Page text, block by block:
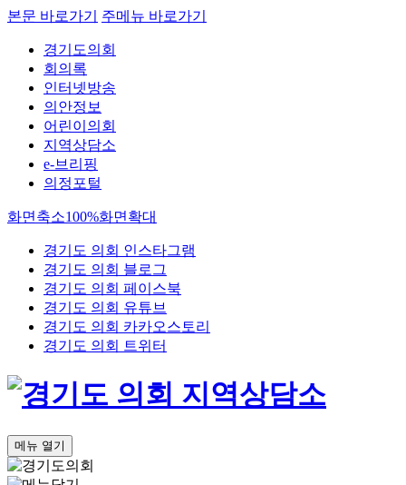
본문 바로가기 주메뉴 바로가기
경기도의회
회의록
인터넷방송
의안정보
어린이의회
지역상담소
e-브리핑
의정포털
화면축소100%화면확대
경기도 의회 인스타그램
경기도 의회 블로그
경기도 의회 페이스북
경기도 의회 유튜브
경기도 의회 카카오스토리
경기도 의회 트위터
메뉴 열기